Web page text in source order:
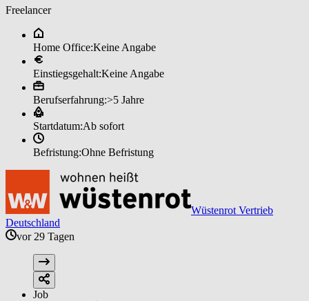
Freelancer
Home Office:Keine Angabe
Einstiegsgehalt:Keine Angabe
Berufserfahrung:>5 Jahre
Startdatum:Ab sofort
Befristung:Ohne Befristung
Wüstenrot Vertrieb
Deutschland
vor 29 Tagen
Job